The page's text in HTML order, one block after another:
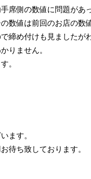
席側の数値に問題があ
数値は前回のお店の数
締め付けも見ましたが
りません。
。
ます。
待ち致しております。